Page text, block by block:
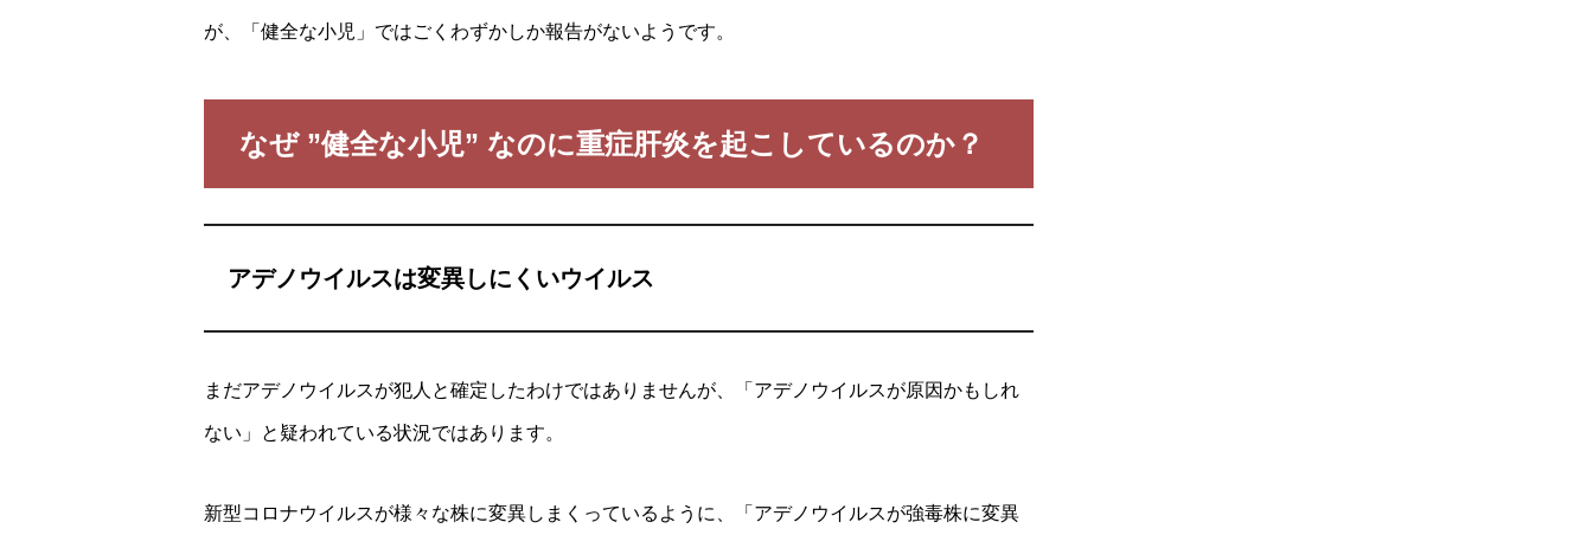
が、「健全な小児」ではごくわずかしか報告がないようです。
なぜ ”健全な小児” なのに重症肝炎を起こしているのか？
アデノウイルスは変異しにくいウイルス
まだアデノウイルスが犯人と確定したわけではありませんが、「アデノウイルスが原因かもしれ
ない」と疑われている状況ではあります。
新型コロナウイルスが様々な株に変異しまくっているように、「アデノウイルスが強毒株に変異